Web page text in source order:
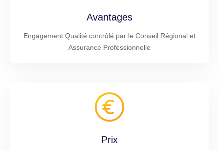
Avantages
Engagement Qualité contrôlé par le Conseil Régional et
Assurance Professionnelle
Prix